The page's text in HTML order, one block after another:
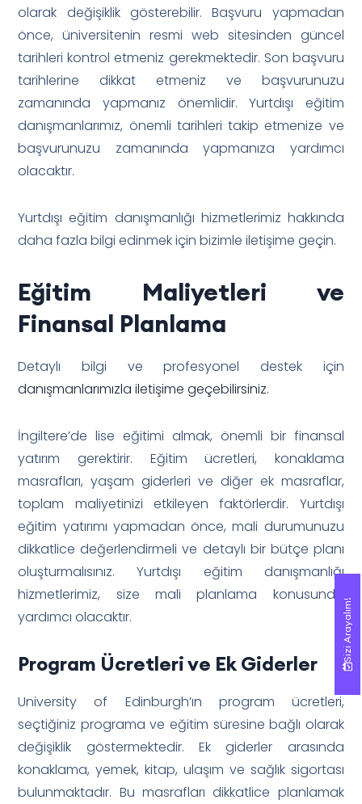
olarak değişiklik gösterebilir. Başvuru yapmadan
önce, üniversitenin resmi web sitesinden güncel
tarihleri kontrol etmeniz gerekmektedir. Son başvuru
tarihlerine dikkat etmeniz ve başvurunuzu
zamanında yapmanız önemlidir. Yurtdışı eğitim
danışmanlarımız, önemli tarihleri takip etmenize ve
başvurunuzu zamanında yapmanıza yardımcı
olacaktır.
Yurtdışı eğitim danışmanlığı hizmetlerimiz hakkında
daha fazla bilgi edinmek için bizimle iletişime geçin.
Eğitim Maliyetleri ve
Finansal Planlama
Detaylı bilgi ve profesyonel destek için
danışmanlarımızla iletişime geçebilirsiniz.
İngiltere’de lise eğitimi almak, önemli bir finansal
yatırım gerektirir. Eğitim ücretleri, konaklama
masrafları, yaşam giderleri ve diğer ek masraflar,
toplam maliyetinizi etkileyen faktörlerdir. Yurtdışı
eğitim yatırımı yapmadan önce, mali durumunuzu
dikkatlice değerlendirmeli ve detaylı bir bütçe planı
oluşturmalısınız. Yurtdışı eğitim danışmanlığı
hizmetlerimiz, size mali planlama konusunda
yardımcı olacaktır.
Program Ücretleri ve Ek Giderler
University of Edinburgh’ın program ücretleri,
seçtiğiniz programa ve eğitim süresine bağlı olarak
değişiklik göstermektedir. Ek giderler arasında
konaklama, yemek, kitap, ulaşım ve sağlık sigortası
bulunmaktadır. Bu masrafları dikkatlice planlamak
Sizi Arayalım!
Sizi Arayalım!